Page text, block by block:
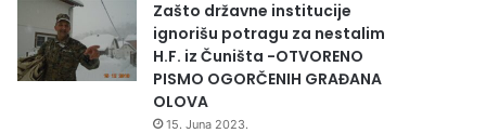
Zašto državne institucije
ignorišu potragu za nestalim
H.F. iz Čuništa -OTVORENO
PISMO OGORČENIH GRAĐANA
OLOVA
15. Juna 2023.